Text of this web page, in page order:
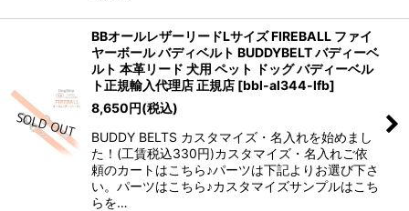
BBオールレザーリードLサイズ FIREBALL ファイ
ヤーボール バディベルト BUDDYBELT バディーベ
ルト 本革リード 犬用 ペット ドッグ バディーベル
ト正規輸入代理店 正規店 [bbl-al344-lfb]
8,650円(税込)
BUDDY BELTS カスタマイズ・名入れを始めまし
た！(工賃税込330円)カスタマイズ・名入れご依
頼のカートはこちら♪パーツは下記よりお選び下さ
い。パーツはこちら♪カスタマイズサンプルはこち
らを…